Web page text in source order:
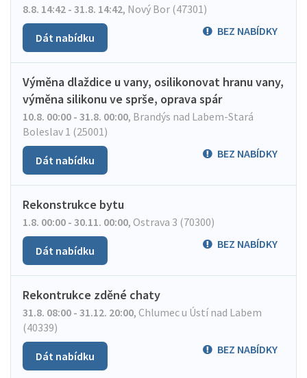
8.8. 14:42 - 31.8. 14:42, Nový Bor (47301)
BEZ NABÍDKY
Dát nabídku
Výměna dlaždice u vany, osilikonovat hranu vany,
výměna silikonu ve sprše, oprava spár
10.8. 00:00 - 31.8. 00:00, Brandýs nad Labem-Stará
Boleslav 1 (25001)
BEZ NABÍDKY
Dát nabídku
Rekonstrukce bytu
1.8. 00:00 - 30.11. 00:00, Ostrava 3 (70300)
BEZ NABÍDKY
Dát nabídku
Rekontrukce zděné chaty
31.8. 08:00 - 31.12. 20:00, Chlumec u Ústí nad Labem
(40339)
BEZ NABÍDKY
Dát nabídku